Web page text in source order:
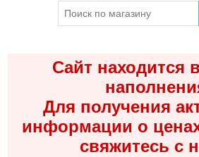
Сайт находится
Для получения
информации о
свяжитесь с